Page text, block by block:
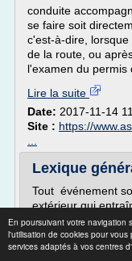
En poursuivant votre navigation
l'utilisation de cookies pour
services adaptés à vos centres
conduite
se faire soit
c'est-à-dire,
de la route, ou
l'examen du permis
Lire la suite
Date: 2017-11-14
Site : https://
Lexique
Tout événement
extérieur qui
ou immatériels.
Acte